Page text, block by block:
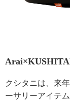
クシタニは、来
ーサリーアイテ